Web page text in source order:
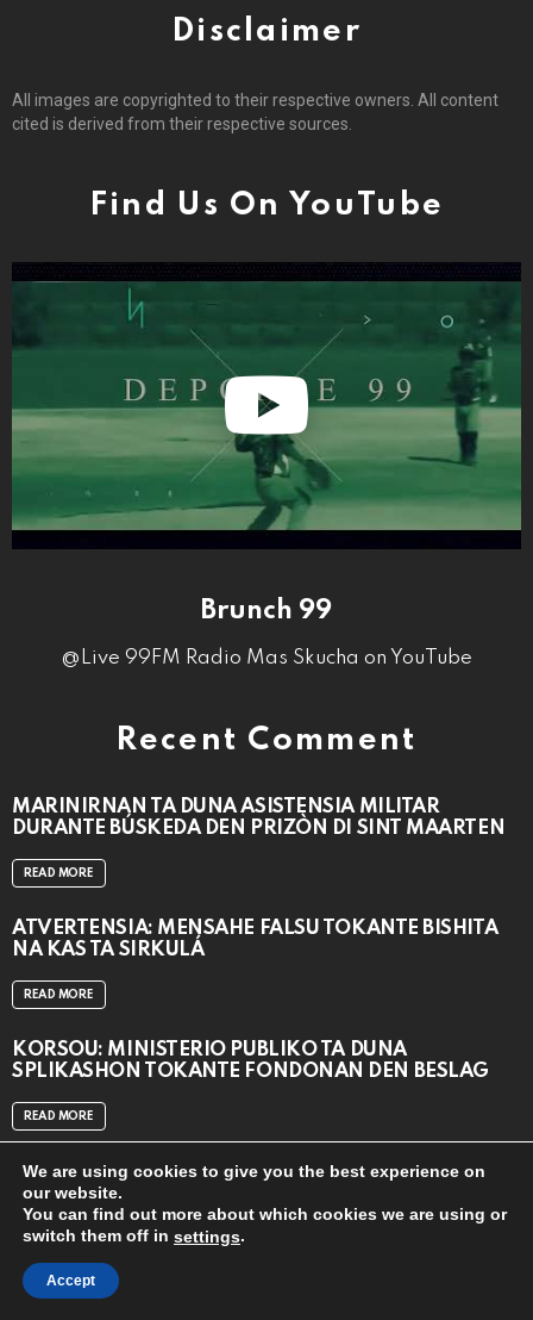
Disclaimer
All images are copyrighted to their respective owners. All content
cited is derived from their respective sources.
Find Us On YouTube
Brunch 99
@Live 99FM Radio Mas Skucha on YouTube
Recent Comment
MARINIRNAN TA DUNA ASISTENSIA MILITAR
DURANTE BÚSKEDA DEN PRIZÒN DI SINT MAARTEN
READ MORE
ATVERTENSIA: MENSAHE FALSU TOKANTE BISHITA
NA KAS TA SIRKULÁ
READ MORE
KORSOU: MINISTERIO PÚBLIKO TA DUNA
SPLIKASHON TOKANTE FONDONAN DEN BESLAG
READ MORE
© 2024
Home
We are using cookies to give you the best experience on
our website.
You can find out more about which cookies we are using or
switch them off in settings.
Accept